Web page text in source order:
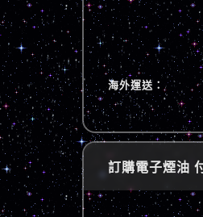
海外運送：
訂購電子煙油